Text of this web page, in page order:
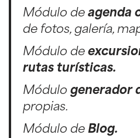
Módulo de agenda
de fotos, galería,
Módulo de
rutas turísticas.
Módulo generador
propias.
Módulo de Blog.